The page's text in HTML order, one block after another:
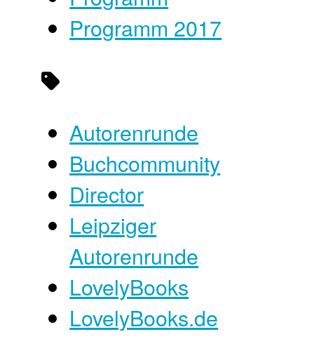
Programm 2017
Autorenrunde
Buchcommunity
Director
Leipziger
Autorenrunde
LovelyBooks
LovelyBooks.de